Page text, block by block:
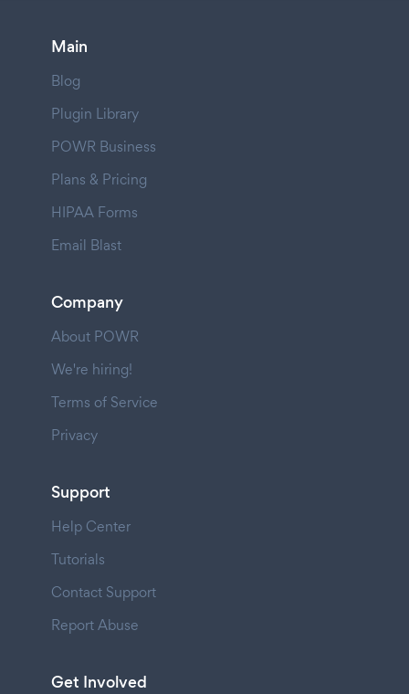
Main
Blog
Plugin Library
POWR Business
Plans & Pricing
HIPAA Forms
Email Blast
Company
About POWR
We're hiring!
Terms of Service
Privacy
Support
Help Center
Tutorials
Contact Support
Report Abuse
Get Involved